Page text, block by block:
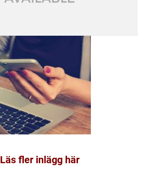
Läs fler inlägg här